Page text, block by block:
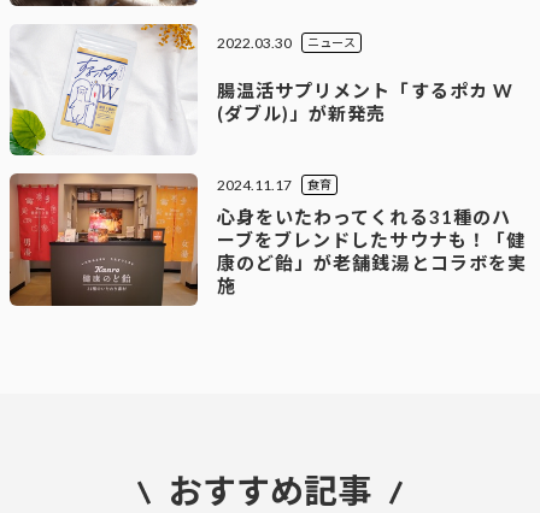
2022.03.30
腸温活サプリメント「するポカ W
(ダブル)」が新発売
ニュース
2024.11.17
心身をいたわってくれる31種のハ
ーブをブレンドしたサウナも！「健
康のど飴」が老舗銭湯とコラボを実
施
食育
おすすめ記事